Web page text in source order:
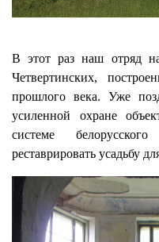
В этот раз наш отряд
Четвертинских,
прошлого века. Уже
усиленной охране
системе
реставрировать усадьбу